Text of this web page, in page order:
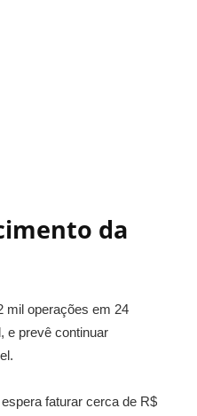
da
mil operações em 24
e prevê continuar
faturar cerca de R$